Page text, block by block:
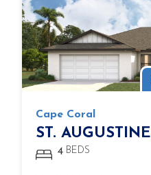
Cape Coral
ST. AUGUSTINE
4 BEDS